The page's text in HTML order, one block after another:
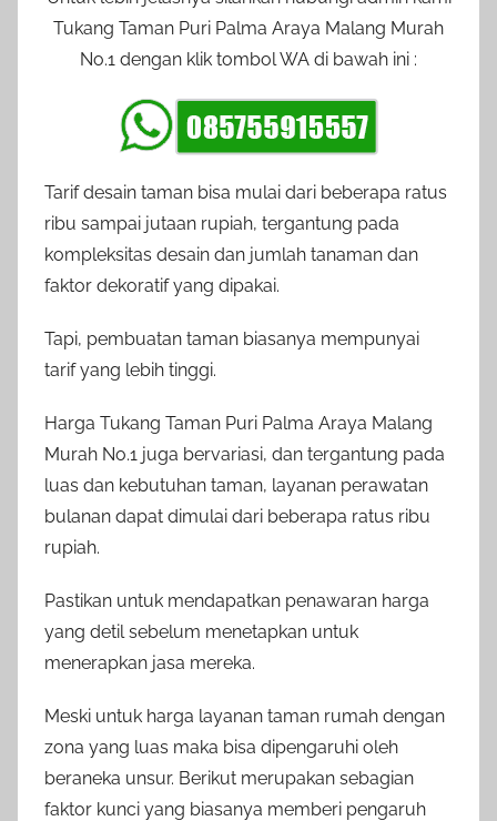
Tukang Taman Puri Palma Araya Malang Murah
No.1 dengan klik tombol WA di bawah ini :
Tarif desain taman bisa mulai dari beberapa ratus
ribu sampai jutaan rupiah, tergantung pada
kompleksitas desain dan jumlah tanaman dan
faktor dekoratif yang dipakai.
Tapi, pembuatan taman biasanya mempunyai
tarif yang lebih tinggi.
Harga Tukang Taman Puri Palma Araya Malang
Murah No.1 juga bervariasi, dan tergantung pada
luas dan kebutuhan taman, layanan perawatan
bulanan dapat dimulai dari beberapa ratus ribu
rupiah.
Pastikan untuk mendapatkan penawaran harga
yang detil sebelum menetapkan untuk
menerapkan jasa mereka.
Meski untuk harga layanan taman rumah dengan
zona yang luas maka bisa dipengaruhi oleh
beraneka unsur. Berikut merupakan sebagian
faktor kunci yang biasanya memberi pengaruh